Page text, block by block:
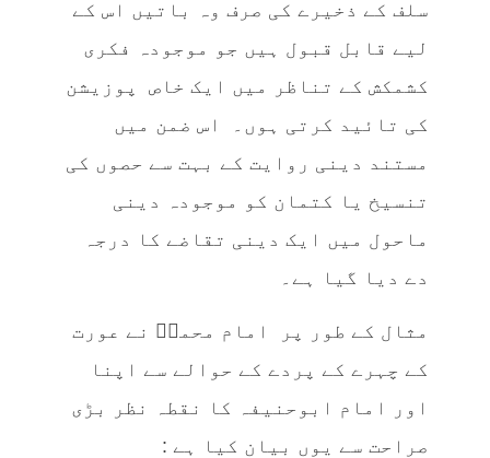
سلف کے ذخیرے کی صرف وہ باتیں اس کے
لیے قابل قبول ہیں جو موجودہ فکری
کشمکش کے تناظر میں ایک خاص پوزیشن
کی تائید کرتی ہوں۔ اس ضمن میں
مستند دینی روایت کے بہت سے حصوں کی
تنسیخ یا کتمان کو موجودہ دینی
ماحول میں ایک دینی تقاضے کا درجہ
دے دیا گیا ہے۔
مثال کے طور پر امام محمدؒ نے عورت
کے چہرے کے پردے کے حوالے سے اپنا
اور امام ابوحنیفہ کا نقطہ نظر بڑی
صراحت سے یوں بیان کیا ہے :